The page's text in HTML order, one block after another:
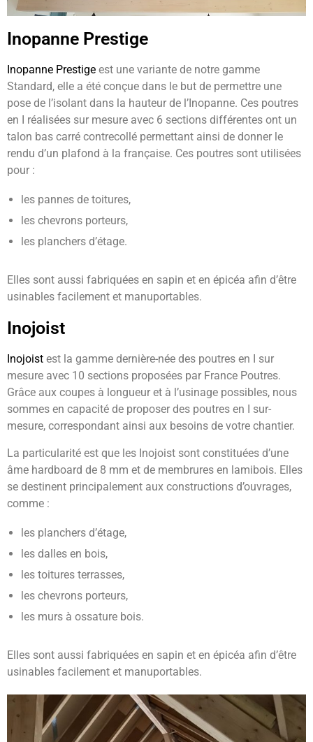
Inopanne Prestige
Inopanne Prestige est une variante de notre gamme
Standard, elle a été conçue dans le but de permettre une
pose de l’isolant dans la hauteur de l’Inopanne. Ces poutres
en I réalisées sur mesure avec 6 sections différentes ont un
talon bas carré contrecollé permettant ainsi de donner le
rendu d’un plafond à la française. Ces poutres sont utilisées
pour :
les pannes de toitures,
les chevrons porteurs,
les planchers d’étage.
Elles sont aussi fabriquées en sapin et en épicéa afin d’être
usinables facilement et manuportables.
Inojoist
Inojoist est la gamme dernière-née des poutres en I sur
mesure avec 10 sections proposées par France Poutres.
Grâce aux coupes à longueur et à l’usinage possibles, nous
sommes en capacité de proposer des poutres en I sur-
mesure, correspondant ainsi aux besoins de votre chantier.
La particularité est que les Inojoist sont constituées d’une
âme hardboard de 8 mm et de membrures en lamibois. Elles
se destinent principalement aux constructions d’ouvrages,
comme :
les planchers d’étage,
les dalles en bois,
les toitures terrasses,
les chevrons porteurs,
les murs à ossature bois.
Elles sont aussi fabriquées en sapin et en épicéa afin d’être
usinables facilement et manuportables.